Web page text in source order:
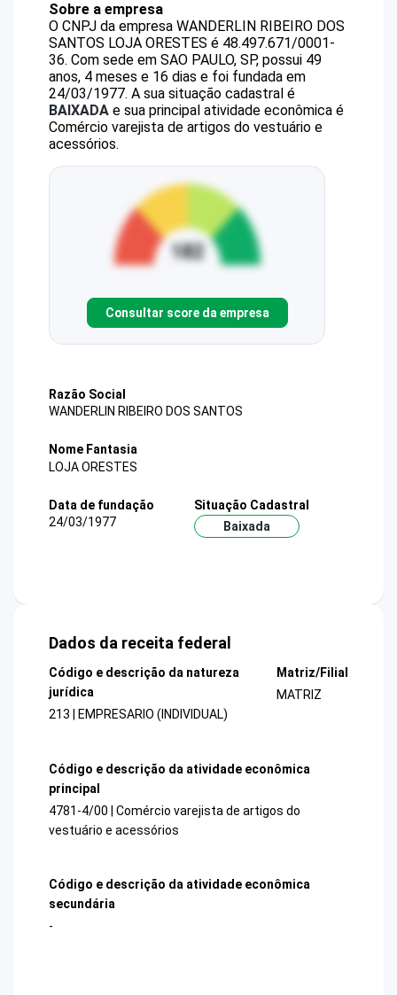
Sobre a empresa
O CNPJ da empresa WANDERLIN RIBEIRO DOS
SANTOS LOJA ORESTES é 48.497.671/0001-
36. Com sede em SAO PAULO, SP, possui 49
anos, 4 meses e 16 dias e foi fundada em
24/03/1977. A sua situação cadastral é
BAIXADA e sua principal atividade econômica é
Comércio varejista de artigos do vestuário e
acessórios.
Consultar score da empresa
Razão Social
WANDERLIN RIBEIRO DOS SANTOS
Nome Fantasia
LOJA ORESTES
Data de fundação
24/03/1977
Situação Cadastral
Baixada
Dados da receita federal
Código e descrição da natureza
jurídica
213 | EMPRESARIO (INDIVIDUAL)
Matriz/Filial
MATRIZ
Código e descrição da atividade econômica
principal
4781-4/00 | Comércio varejista de artigos do
vestuário e acessórios
Código e descrição da atividade econômica
secundária
-